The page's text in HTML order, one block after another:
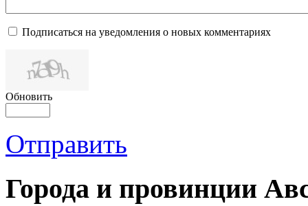
Подписаться на уведомления о новых комментариях
Обновить
Отправить
Города и провинции